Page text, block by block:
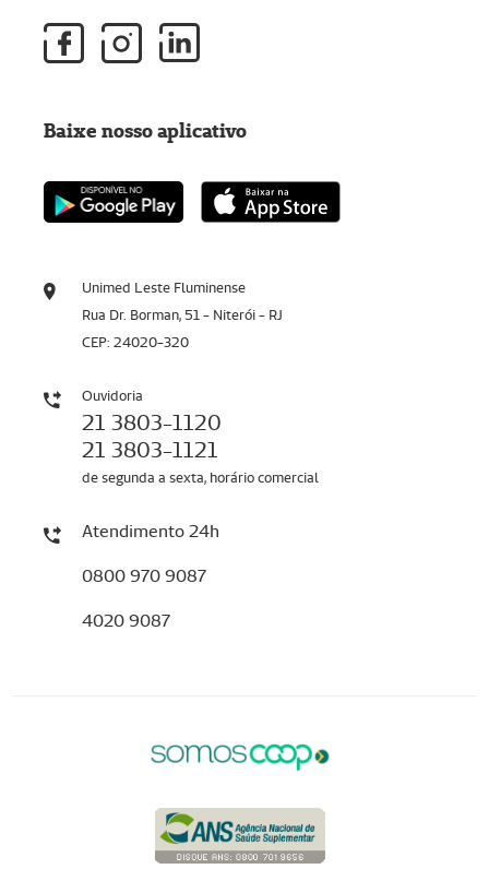
Unimed Leste Fluminense
Rua Dr. Borman, 51 - Niterói - RJ
CEP: 24020-320
Ouvidoria
21 3803-1120
21 3803-1121
de segunda a sexta, horário comercial
Atendimento 24h
0800 970 9087
4020 9087
Baixe nosso aplicativo